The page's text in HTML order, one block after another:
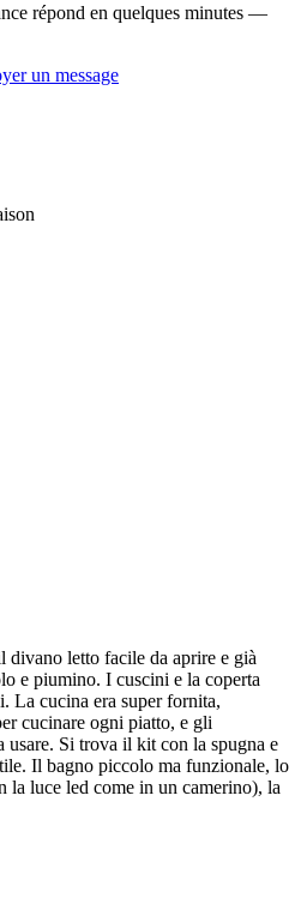
répond en quelques minutes —
un message
divano letto facile da aprire e già
e piumino. I cuscini e la coperta
La cucina era super fornita,
cucinare ogni piatto, e gli
Si trova il kit con la spugna e
Il bagno piccolo ma funzionale, lo
la luce led come in un camerino), la